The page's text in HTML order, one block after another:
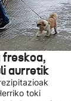
freskoa,
aurretik
toki